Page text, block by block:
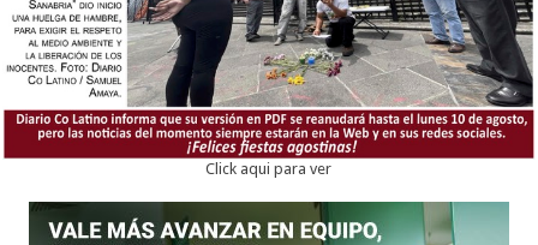
Click aqui para ver